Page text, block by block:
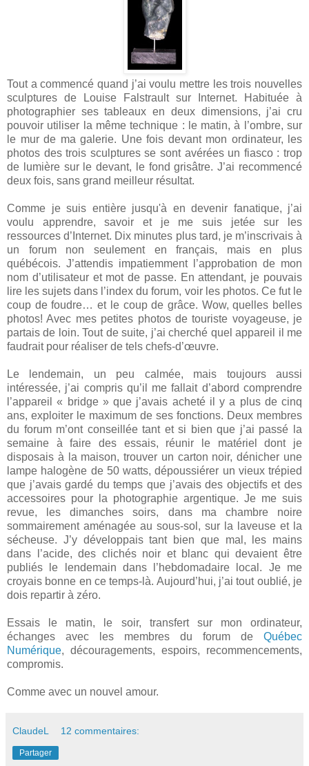
Tout a commencé quand j’ai voulu mettre les trois nouvelles
sculptures de Louise Falstrault sur Internet. Habituée à
photographier ses tableaux en deux dimensions, j’ai cru
pouvoir utiliser la même technique : le matin, à l’ombre, sur
le mur de ma galerie. Une fois devant mon ordinateur, les
photos des trois sculptures se sont avérées un fiasco : trop
de lumière sur le devant, le fond grisâtre. J’ai recommencé
deux fois, sans grand meilleur résultat.
Comme je suis entière jusqu'à en devenir fanatique, j’ai
voulu apprendre, savoir et je me suis jetée sur les
ressources d’Internet. Dix minutes plus tard, je m’inscrivais à
un forum non seulement en français, mais en plus
québécois. J’attendis impatiemment l’approbation de mon
nom d’utilisateur et mot de passe. En attendant, je pouvais
lire les sujets dans l’index du forum, voir les photos. Ce fut le
coup de foudre… et le coup de grâce. Wow, quelles belles
photos! Avec mes petites photos de touriste voyageuse, je
partais de loin. Tout de suite, j’ai cherché quel appareil il me
faudrait pour réaliser de tels chefs-d’œuvre.
Le lendemain, un peu calmée, mais toujours aussi
intéressée, j’ai compris qu’il me fallait d’abord comprendre
l’appareil « bridge » que j’avais acheté il y a plus de cinq
ans, exploiter le maximum de ses fonctions. Deux membres
du forum m’ont conseillée tant et si bien que j’ai passé la
semaine à faire des essais, réunir le matériel dont je
disposais à la maison, trouver un carton noir, dénicher une
lampe halogène de 50 watts, dépoussiérer un vieux trépied
que j’avais gardé du temps que j’avais des objectifs et des
accessoires pour la photographie argentique. Je me suis
revue, les dimanches soirs, dans ma chambre noire
sommairement aménagée au sous-sol, sur la laveuse et la
sécheuse. J’y développais tant bien que mal, les mains
dans l’acide, des clichés noir et blanc qui devaient être
publiés le lendemain dans l’hebdomadaire local. Je me
croyais bonne en ce temps-là. Aujourd’hui, j’ai tout oublié, je
dois repartir à zéro.
Essais le matin, le soir, transfert sur mon ordinateur,
échanges avec les membres du forum de Québec
Numérique, découragements, espoirs, recommencements,
compromis.
Comme avec un nouvel amour.
ClaudeL 12 commentaires:
Partager